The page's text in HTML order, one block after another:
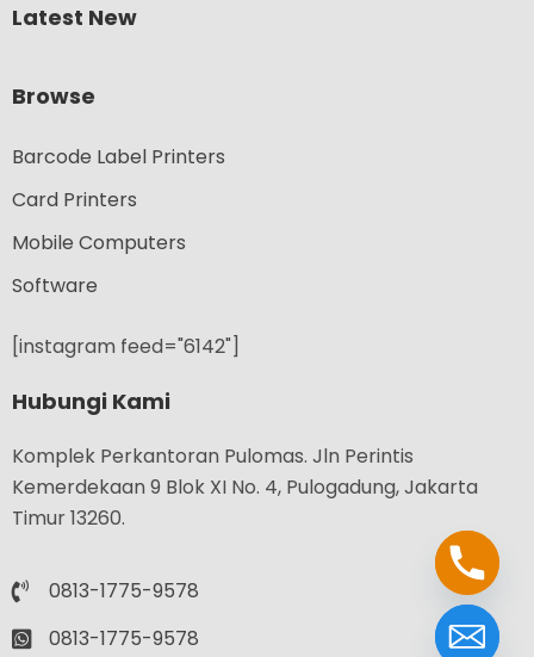
Latest New
Browse
Barcode Label Printers
Card Printers
Mobile Computers
Software
[instagram feed="6142"]
Hubungi Kami
Komplek Perkantoran Pulomas. Jln Perintis
Kemerdekaan 9 Blok XI No. 4, Pulogadung, Jakarta
Timur 13260.
0813-1775-9578
0813-1775-9578